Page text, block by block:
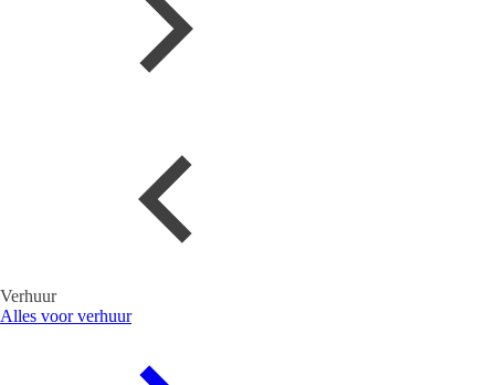
Verhuur
Alles voor verhuur